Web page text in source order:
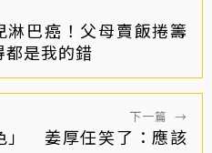
巴癌！父母賣飯捲籌
是我的錯
下一篇 →
」 姜厚任笑了：應該